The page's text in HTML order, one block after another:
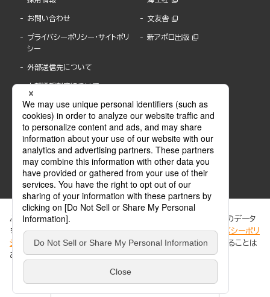
お問い合わせ
プライバシーポリシー・サイトポリ
シー
外部送信先について
内部通報制度について
文友舎
新アポロ出版
ABJマークは、この電子書店・電子書籍配信サービスが、著作権者からコンテンツ使用許諾を
得た正規版配信サービスであることを示す登録商標(登録番号 第6091713号)です。
ABJマークの詳細、ABJマークを掲示しているサービスの一覧はこちら。
ぶんか社が運営するサイトでは、利便性向上のためにCookie等のデータ
を使用しています。 当社のCookieについての詳細は、「プライバシーポリ
シー
」をご覧ください。当サイトでは、訪問者の個人情報を追跡することは
ありません。